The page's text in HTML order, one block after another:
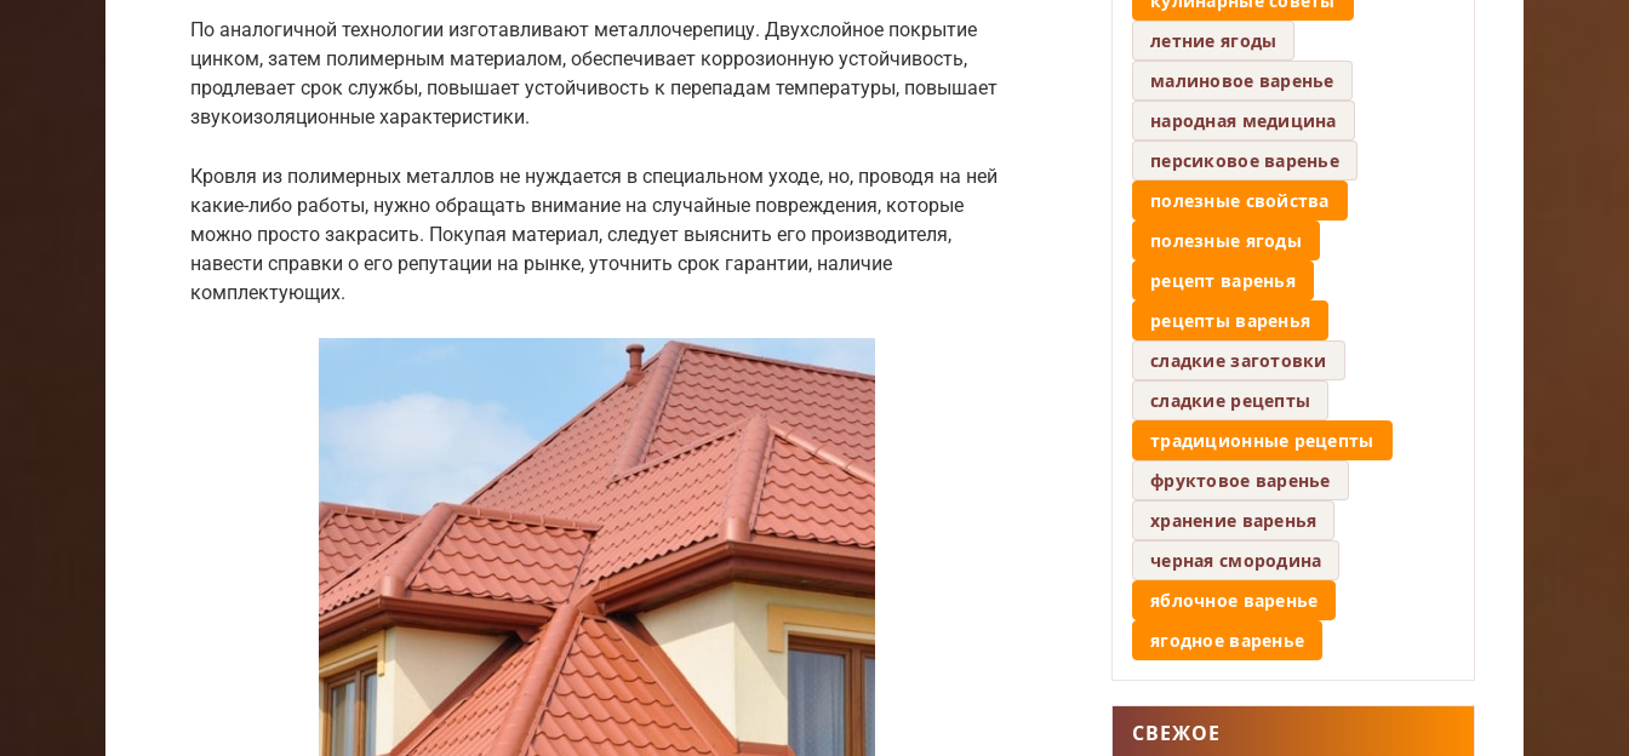
По аналогичной технологии изготавливают металлочерепицу. Двухслойное покрытие
цинком, затем полимерным материалом, обеспечивает коррозионную устойчивость,
продлевает срок службы, повышает устойчивость к перепадам температуры, повышает
звукоизоляционные характеристики.
Кровля из полимерных металлов не нуждается в специальном уходе, но, проводя на ней
какие-либо работы, нужно обращать внимание на случайные повреждения, которые
можно просто закрасить. Покупая материал, следует выяснить его производителя,
навести справки о его репутации на рынке, уточнить срок гарантии, наличие
комплектующих.
летние ягоды
малиновое варенье
народная медицина
персиковое варенье
полезные свойства
полезные ягоды
рецепт варенья
рецепты варенья
сладкие заготовки
сладкие рецепты
традиционные рецепты
фруктовое варенье
хранение варенья
черная смородина
яблочное варенье
ягодное варенье
СВЕЖОЕ